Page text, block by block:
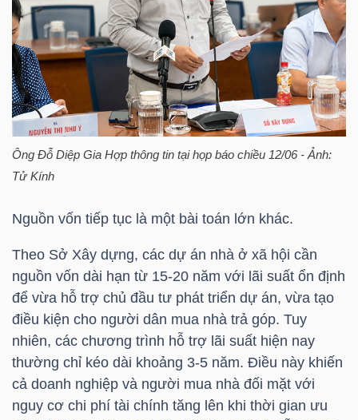
Ông Đỗ Diệp Gia Hợp thông tin tại họp báo chiều 12/06 - Ảnh:
Tử Kính
Nguồn vốn tiếp tục là một bài toán lớn khác.
Theo Sở Xây dựng, các dự án nhà ở xã hội cần
nguồn vốn dài hạn từ 15-20 năm với lãi suất ổn định
để vừa hỗ trợ chủ đầu tư phát triển dự án, vừa tạo
điều kiện cho người dân mua nhà trả góp. Tuy
nhiên, các chương trình hỗ trợ lãi suất hiện nay
thường chỉ kéo dài khoảng 3-5 năm. Điều này khiến
cả doanh nghiệp và người mua nhà đối mặt với
nguy cơ chi phí tài chính tăng lên khi thời gian ưu
PHÁI
SINH
TRÁI
PHIẾU
CÔNG
TRUY
XUẤT
DỮ